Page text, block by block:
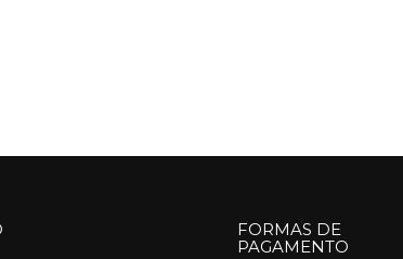
FORMAS DE
PAGAMENTO